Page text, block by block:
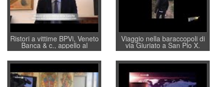
Ristori a vittime BPVi, Veneto
Banca & c., appello al
sottosegretario Alessio
Villarosa: per mettere ordine
convochi con Di Maio CNCU
a supporto della cabina di
regia al Mef
Viaggio nella baraccopoli di
via Giuriato a San Pio X.
Vicenza ai Vicentini: “faremo
un regalo di Natale ai
residenti”